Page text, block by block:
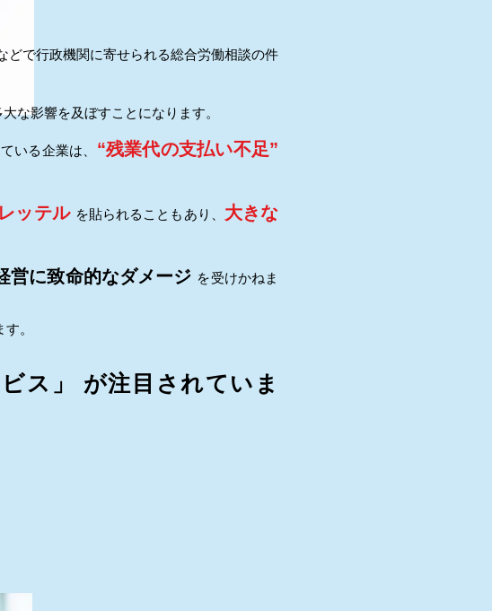
どで行政機関に寄せられる総合労働相談の件
な影響を及ぼすことになります。
いる企業は、 “残業代の支払い不足”
ッテル を貼られることもあり、 大きな
営に致命的なダメージ を受けかねま
。
ス」 が注目されていま